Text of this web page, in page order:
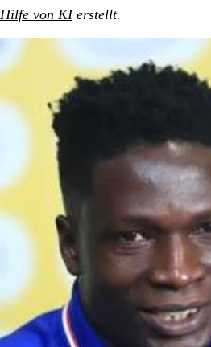
Hilfe von KIerstellt.